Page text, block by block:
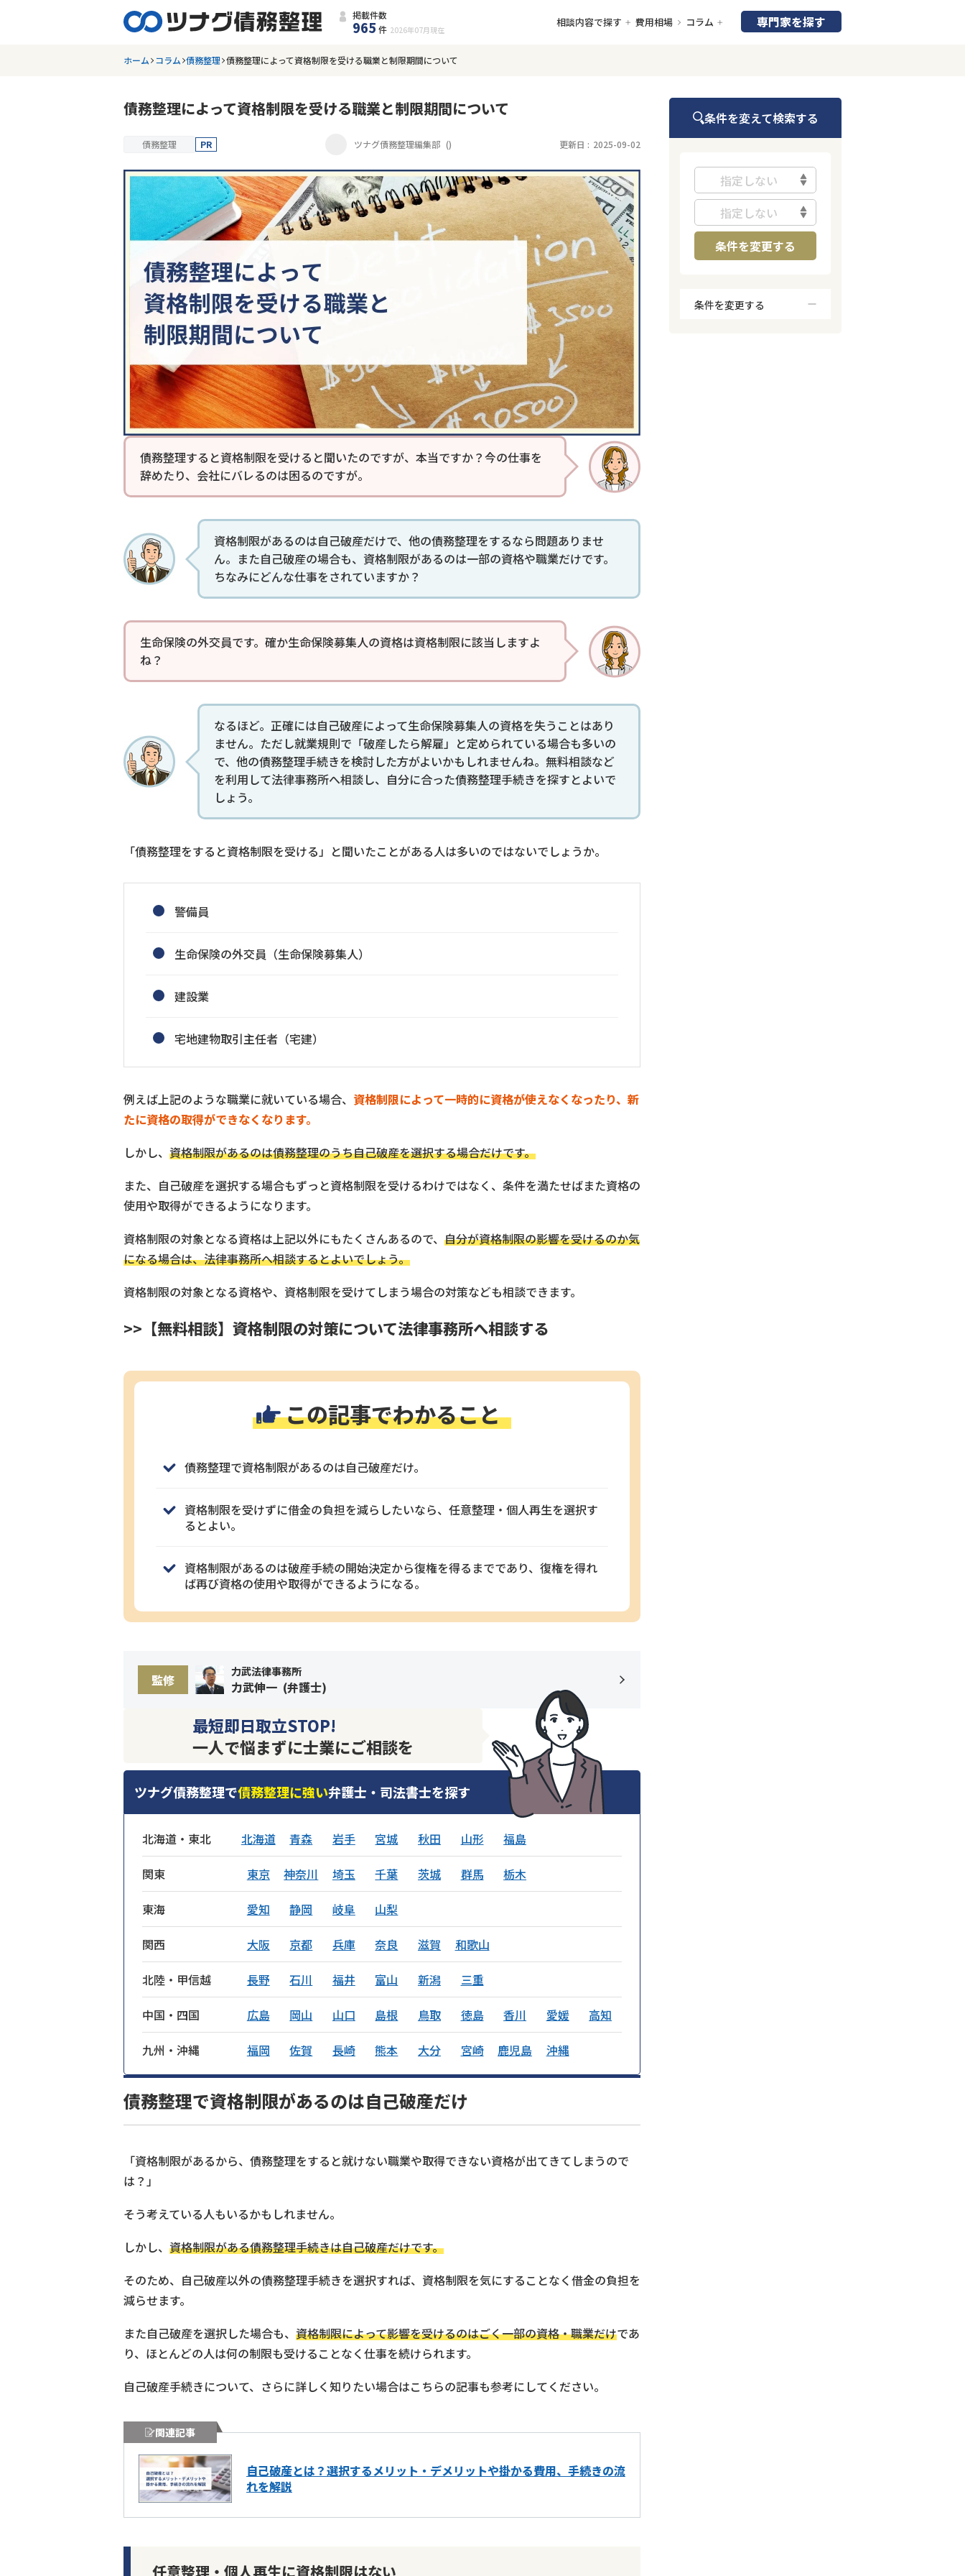
掲載件数
965 件 2026年07月 現在
相談内容で探す 費用相場 コラム 専門家を探す
ホーム コラム 債務整理 債務整理によって資格制限を受ける職業と制限期間について
債務整理によって資格制限を受ける職業と制限期間について
債務整理 PR ツナグ債務整理編集部 () 更新日 : 2025-09-02
債務整理すると資格制限を受けると聞いたのですが、本当ですか？今の仕事を
辞めたり、会社にバレるのは困るのですが。
資格制限があるのは自己破産だけで、他の債務整理をするなら問題ありませ
ん。また自己破産の場合も、資格制限があるのは一部の資格や職業だけです。
ちなみにどんな仕事をされていますか？
生命保険の外交員です。確か生命保険募集人の資格は資格制限に該当しますよ
ね？
なるほど。正確には自己破産によって生命保険募集人の資格を失うことはあり
ません。ただし就業規則で「破産したら解雇」と定められている場合も多いの
で、他の債務整理手続きを検討した方がよいかもしれませんね。無料相談など
を利用して法律事務所へ相談し、自分に合った債務整理手続きを探すとよいで
しょう。
「債務整理をすると資格制限を受ける」と聞いたことがある人は多いのではないでしょうか。
警備員
生命保険の外交員（生命保険募集人）
建設業
宅地建物取引主任者（宅建）
例えば上記のような職業に就いている場合、 資格制限によって一時的に資格が使えなくなったり、新
たに資格の取得ができなくなります。
しかし、 資格制限があるのは債務整理のうち自己破産を選択する場合だけです。
また、自己破産を選択する場合もずっと資格制限を受けるわけではなく、条件を満たせばまた資格の
使用や取得ができるようになります。
資格制限の対象となる資格は上記以外にもたくさんあるので、 自分が資格制限の影響を受けるのか気
になる場合は、法律事務所へ相談するとよいでしょう。
資格制限の対象となる資格や、資格制限を受けてしまう場合の対策なども相談できます。
>>【無料相談】資格制限の対策について法律事務所へ相談する
この記事でわかること
債務整理で資格制限があるのは自己破産だけ。
資格制限を受けずに借金の負担を減らしたいなら、任意整理・個人再生を選択す
るとよい。
資格制限があるのは破産手続の開始決定から復権を得るまでであり、復権を得れ
ば再び資格の使用や取得ができるようになる。
監修 力武法律事務所
力武伸一 (弁護士)
最短即日取立STOP!
一人で悩まずに士業にご相談を
ツナグ債務整理で債務整理に強い弁護士・司法書士を探す
北海道・東北 北海道 青森 岩手 宮城 秋田 山形 福島
関東 東京 神奈川 埼玉 千葉 茨城 群馬 栃木
東海 愛知 静岡 岐阜 山梨
関西 大阪 京都 兵庫 奈良 滋賀 和歌山
北陸・甲信越 長野 石川 福井 富山 新潟 三重
中国・四国 広島 岡山 山口 島根 鳥取 徳島 香川 愛媛 高知
九州・沖縄 福岡 佐賀 長崎 熊本 大分 宮崎 鹿児島 沖縄
債務整理で資格制限があるのは自己破産だけ
「資格制限があるから、債務整理をすると就けない職業や取得できない資格が出てきてしまうので
は？」
そう考えている人もいるかもしれません。
しかし、 資格制限がある債務整理手続きは自己破産だけです。
そのため、自己破産以外の債務整理手続きを選択すれば、資格制限を気にすることなく借金の負担を
減らせます。
また自己破産を選択した場合も、 資格制限によって影響を受けるのはごく一部の資格・職業だけであ
り、ほとんどの人は何の制限も受けることなく仕事を続けられます。
自己破産手続きについて、さらに詳しく知りたい場合はこちらの記事も参考にしてください。
関連記事
自己破産とは？選択するメリット・デメリットや掛かる費用、手続きの流
れを解説
任意整理・個人再生に資格制限はない
条件を変えて検索する
指定しない
指定しない
条件を変更する
条件を変更する